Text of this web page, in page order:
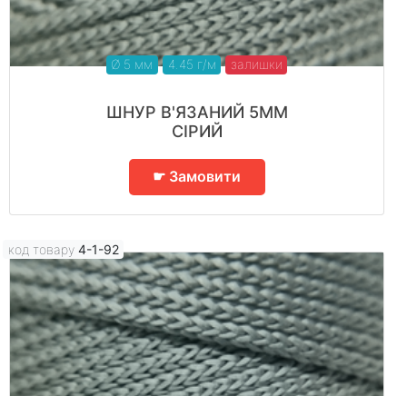
Ø 5 мм 4.45 г/м залишки
ШНУР В'ЯЗАНИЙ 5ММ
СІРИЙ
☛ Замовити
код товару 4-1-92